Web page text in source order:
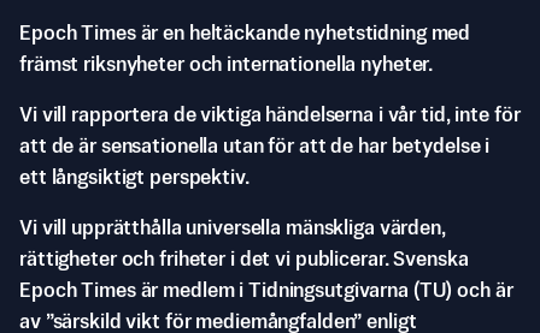
Epoch Times är en heltäckande nyhetstidning med
främst riksnyheter och internationella nyheter.
Vi vill rapportera de viktiga händelserna i vår tid, inte för
att de är sensationella utan för att de har betydelse i
ett långsiktigt perspektiv.
Vi vill upprätthålla universella mänskliga värden,
rättigheter och friheter i det vi publicerar. Svenska
Epoch Times är medlem i Tidningsutgivarna (TU) och är
av ”särskild vikt för mediemångfalden” enligt